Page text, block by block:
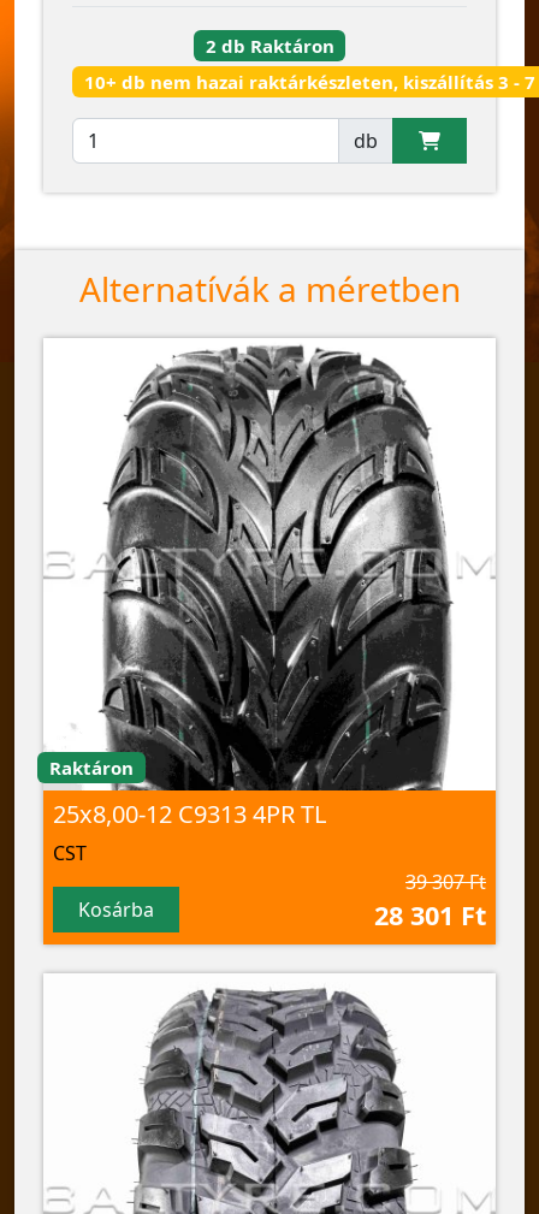
2 db Raktáron
10+ db nem hazai raktárkészleten, kiszállítás 3 -
db
Alternatívák a méretben
Raktáron
25x8,00-12 C9313 4PR TL
CST
Kosárba
39 307 Ft
28 301 Ft